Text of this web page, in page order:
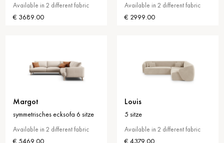
Available in 2 different fabric
€ 3689.00
Available in 2 different fabric
€ 2999.00
Margot
symmetrisches ecksofa 6 sitze
Available in 2 different fabric
€ 5469.00
Louis
5 sitze
Available in 2 different fabric
€ 4379.00